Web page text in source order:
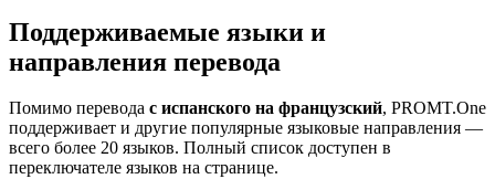
Поддерживаемые языки и
направления перевода
Помимо перевода с испанского на французский, PROMT.One
поддерживает и другие популярные языковые направления —
всего более 20 языков. Полный список доступен в
переключателе языков на странице.